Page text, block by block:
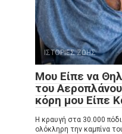
ΙΣΤΟΡΙΕΣ ΖΩΗΣ
Μου Είπε να
του
κόρη μου Είπε
Η κραυγή στα 30.000
ολόκληρη την καμπίνα